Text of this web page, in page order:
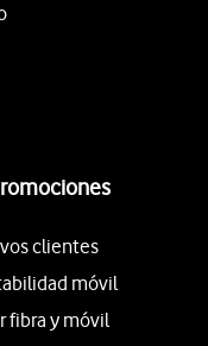
clientes
móvil
fibra y móvil